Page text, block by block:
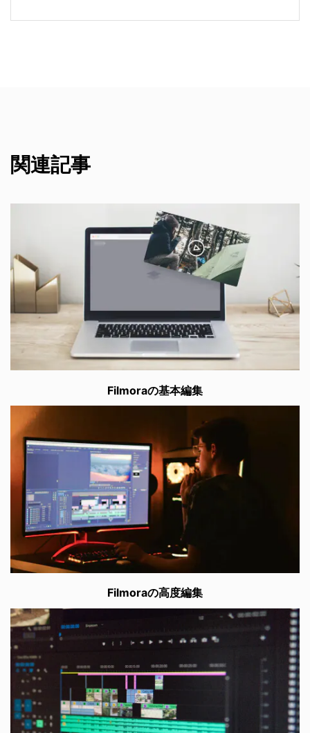
関連記事
Filmoraの基本編集
Filmoraの高度編集